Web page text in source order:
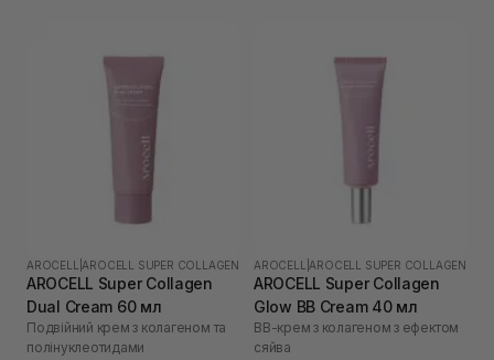
AROCELL AROCELL SUPER COLLAGEN
AROCELL Super Collagen
Dual Cream 60 мл
Подвійний крем з колагеном та
полінуклеотидами
AROCELL AROCELL SUPER COLLAGEN
AROCELL Super Collagen
Glow BB Cream 40 мл
ВВ-крем з колагеном з ефектом
сяйва